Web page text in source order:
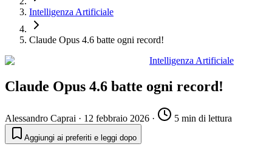
Intelligenza Artificiale
Claude Opus 4.6 batte ogni record!
Intelligenza Artificiale
Claude Opus 4.6 batte ogni record!
Alessandro Caprai · 12 febbraio 2026 · 5 min di lettura
Aggiungi ai preferiti e leggi dopo